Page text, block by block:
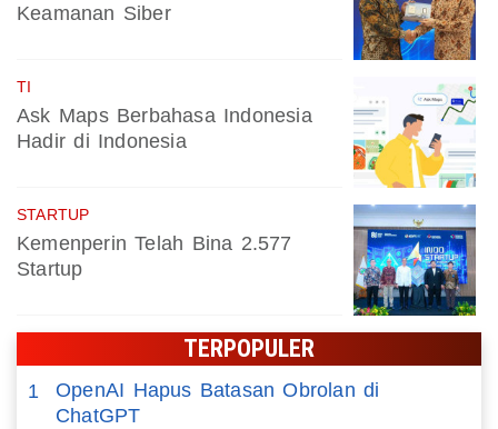
Keamanan Siber
TI
Ask Maps Berbahasa Indonesia
Hadir di Indonesia
STARTUP
Kemenperin Telah Bina 2.577
Startup
TERPOPULER
1
OpenAI Hapus Batasan Obrolan di
ChatGPT